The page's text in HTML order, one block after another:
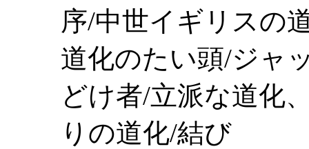
序/中世イギリスの
道化のたい頭/ジャ
どけ者/立派な道化
りの道化/結び